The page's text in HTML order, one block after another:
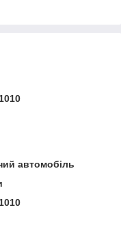
автомобіль